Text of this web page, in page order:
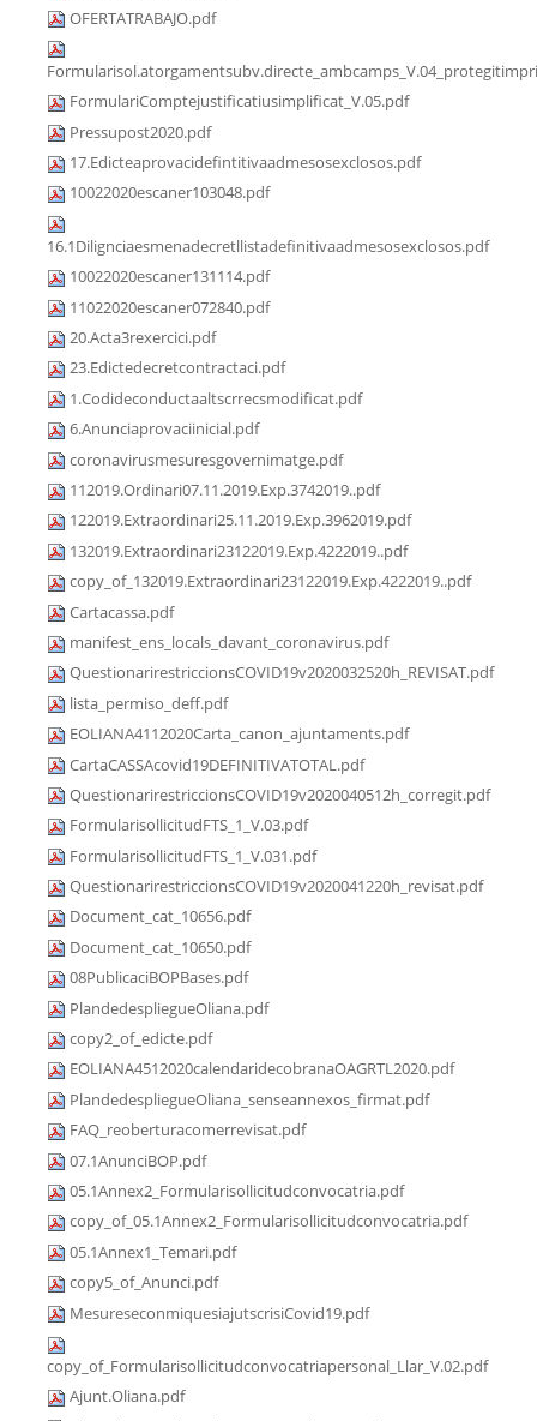
OFERTATRABAJO.pdf
FormulariComptejustificatiusimplificat_V.05.pdf
Pressupost2020.pdf
17.Edicteaprovacidefintitivaadmesosexclosos.pdf
10022020escaner103048.pdf
16.1Dilignciaesmenadecretllistadefinitivaadmesosexclosos.pdf
10022020escaner131114.pdf
11022020escaner072840.pdf
20.Acta3rexercici.pdf
23.Edictedecretcontractaci.pdf
1.Codideconductaaltscrrecsmodificat.pdf
6.Anunciaprovaciinicial.pdf
coronavirusmesuresgovernimatge.pdf
112019.Ordinari07.11.2019.Exp.3742019..pdf
122019.Extraordinari25.11.2019.Exp.3962019.pdf
132019.Extraordinari23122019.Exp.4222019..pdf
copy_of_132019.Extraordinari23122019.Exp.4222019..pdf
Cartacassa.pdf
manifest_ens_locals_davant_coronavirus.pdf
QuestionarirestriccionsCOVID19v2020032520h_REVISAT.pdf
lista_permiso_deff.pdf
EOLIANA4112020Carta_canon_ajuntaments.pdf
CartaCASSAcovid19DEFINITIVATOTAL.pdf
QuestionarirestriccionsCOVID19v2020040512h_corregit.pdf
FormularisollicitudFTS_1_V.03.pdf
FormularisollicitudFTS_1_V.031.pdf
QuestionarirestriccionsCOVID19v2020041220h_revisat.pdf
Document_cat_10656.pdf
Document_cat_10650.pdf
08PublicaciBOPBases.pdf
PlandedespliegueOliana.pdf
copy2_of_edicte.pdf
EOLIANA4512020calendaridecobranaOAGRTL2020.pdf
PlandedespliegueOliana_senseannexos_firmat.pdf
FAQ_reoberturacomerrevisat.pdf
07.1AnunciBOP.pdf
05.1Annex2_Formularisollicitudconvocatria.pdf
copy_of_05.1Annex2_Formularisollicitudconvocatria.pdf
05.1Annex1_Temari.pdf
copy5_of_Anunci.pdf
MesureseconmiquesiajutscrisiCovid19.pdf
copy_of_Formularisollicitudconvocatriapersonal_Llar_V.02.pdf
Ajunt.Oliana.pdf